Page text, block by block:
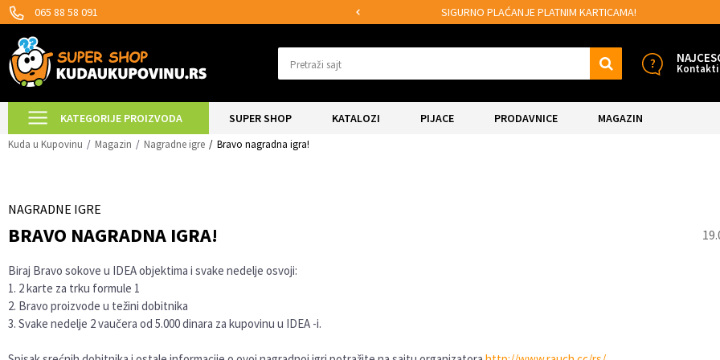
065 88 58 091
ISPORUKE ZA 24H! SIGURNO PLAĆANJE PLATNIM KARTICAMA! MOGUĆNOST
Pretraži sajt
KATEGORIJE PROIZVODA SUPER SHOP KATALOZI PIJACE PRODAVNICE MAGAZIN
Kuda u Kupovinu Magazin Nagradne igre Bravo nagradna igra!
NAGRADNE IGRE
BRAVO NAGRADNA IGRA!
Biraj Bravo sokove u IDEA objektima i svake nedelje osvoji:
1. 2 karte za trku formule 1
2. Bravo proizvode u težini dobitnika
3. Svake nedelje 2 vaučera od 5.000 dinara za kupovinu u IDEA -i.